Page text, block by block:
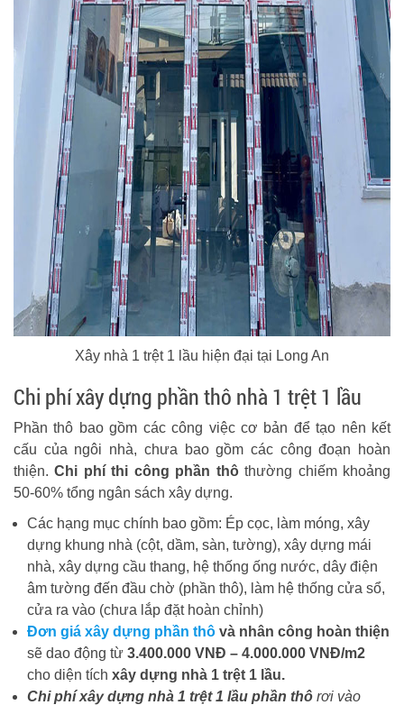
Xây nhà 1 trệt 1 lầu hiện đại tại Long An
Chi phí xây dựng phần thô nhà 1 trệt 1 lầu
Phần thô bao gồm các công việc cơ bản để tạo nên kết
cấu của ngôi nhà, chưa bao gồm các công đoạn hoàn
thiện.Chi phí thi công phần thôthường chiếm khoảng
50-60% tổng ngân sách xây dựng.
Các hạng mục chính bao gồm: Ép cọc, làm móng, xây
dựng khung nhà (cột, dầm, sàn, tường), xây dựng mái
nhà, xây dựng cầu thang, hệ thống ống nước, dây điện
âm tường đến đầu chờ (phần thô), làm hệ thống cửa sổ,
cửa ra vào (chưa lắp đặt hoàn chỉnh)
Đơn giá xây dựng phần thô và nhân công hoàn thiện
sẽ dao động từ 3.400.000 VNĐ – 4.000.000 VNĐ/m2
cho diện tích xây dựng nhà 1 trệt 1 lầu.
Chi phí xây dựng nhà 1 trệt 1 lầu phần thô rơi vào